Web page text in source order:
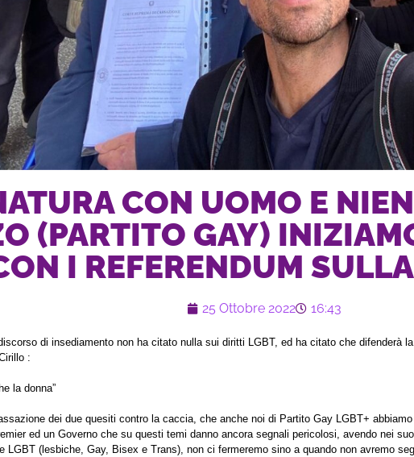
CON UOMO E
(PARTITO GAY)
I REFERENDUM
25 Ottobre 2022 16:43
di insediamento non ha citato nulla sui diritti LGBT, ed ha citato che difenderà
:
la donna”
dei due quesiti contro la caccia, che anche noi di Partito Gay LGBT+
ed un Governo che su questi temi danno ancora segnali pericolosi, avendo nei
LGBT (lesbiche, Gay, Bisex e Trans), non ci fermeremo sino a quando non avremo